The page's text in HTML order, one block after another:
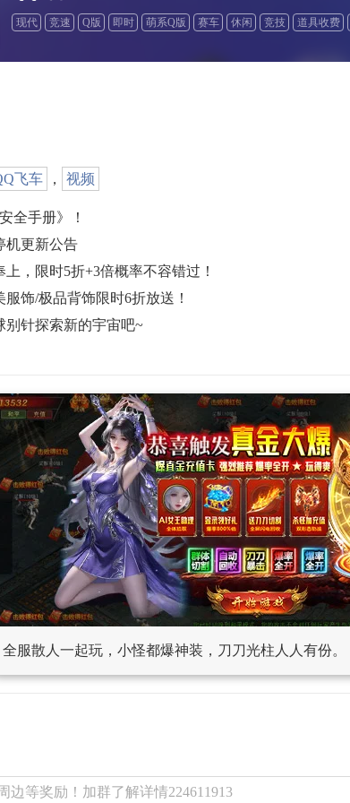
现代 竞速 Q版 即时 萌系Q版 赛车 休闲 竞技 道具收费
飞车 ， 视频
全手册》！
机更新公告
，限时5折+3倍概率不容错过！
饰/极品背饰限时6折放送！
别针探索新的宇宙吧~
全服散人一起玩，小怪都爆神装，刀刀光柱人人有份。
边等奖励！加群了解详情224611913